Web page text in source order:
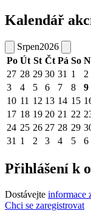
Kalendář
Srpen2026
Po Út St Čt Pá So
27 28 29 30 31 1
2
3
4 5 6 7 8
9
10 11 12 13 14 15
17 18 19 20 21 22
24 25 26 27 28 29
31 1 2 3 4 5 6
Přihlášení k
Dostávejte informace
Chci se zaregistrovat